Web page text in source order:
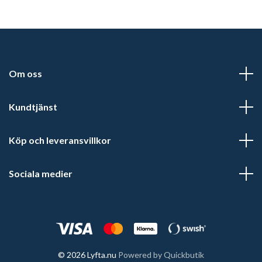
Om oss
Kundtjänst
Köp och leveransvillkor
Sociala medier
© 2026 Lyfta.nu Powered by Quickbutik